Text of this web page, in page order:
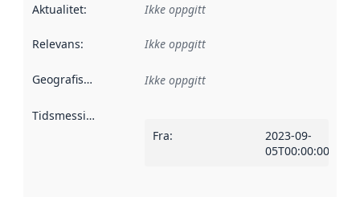
Aktualitet: Ikke oppgitt
Relevans: Ikke oppgitt
Geografisk avgrensning :
Ikke oppgitt
Tidsmessig avgrensning
Fra:
2023-09-
05T00:00:00Z